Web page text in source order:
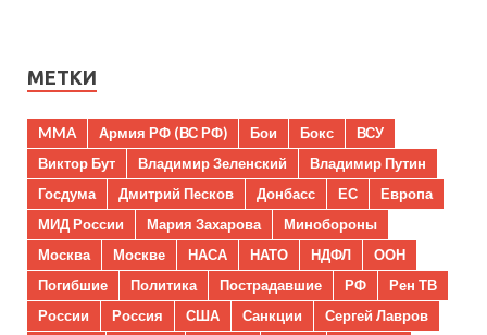
МЕТКИ
MMA Армия РФ (ВС РФ) Бои Бокс
ВСУ
Виктор Бут
Владимир Зеленский
Владимир Путин
Госдума
Дмитрий Песков Донбасс ЕС
Европа
МИД России
Мария Захарова
Минобороны
Москва
Москве НАСА НАТО НДФЛ
ООН
Погибшие
Политика Пострадавшие РФ
Рен ТВ
России
Россия США Санкции
Сергей Лавров